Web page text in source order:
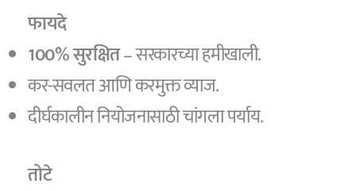
फायदे
100% सुरक्षित– सरकारच्या हमीखाली.
कर-सवलत आणि करमुक्त व्याज.
दीर्घकालीन नियोजनासाठी चांगला पर्याय.
तोटे